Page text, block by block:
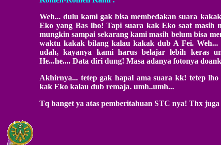
Weh... dulu kami gak bisa membedakan suara
Eko yang Bas lho! Tapi suara kak Eko saat masih
mungkin sampai sekarang kami masih belum bisa
waktu kakak bilang kalau kakak dub A Fei.
udah, kayanya kami harus belajar lebih keras
He...he.... Data diri dung! Masa adanya fotonya
Akhirnya... tetep gak hapal ama suara kk! tetep
kak Eko kalau dub remaja. umh..umh...
Tq banget ya atas pemberitahuan STC nya! Thx